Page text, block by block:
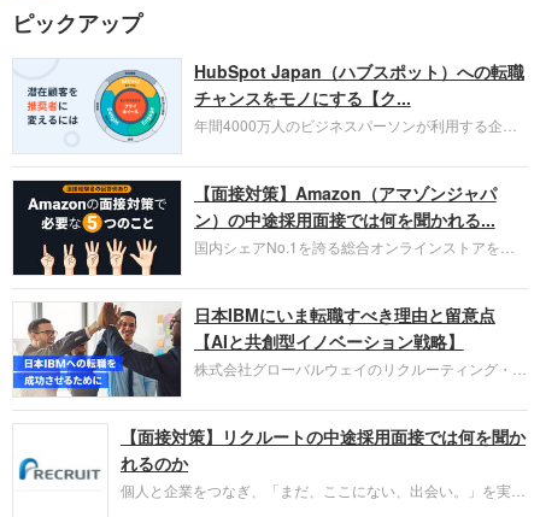
ピックアップ
HubSpot Japan（ハブスポット）への転職
チャンスをモノにする【ク...
年間4000万人のビジネスパーソンが利用する企業
お勧めするイチオシ企業をご紹介します。今回はク
ラウド型CRMプラットフォームを提供する
HubSpot Japan（ハブスポット・ジャパン）株式会
社です。採用面接対策の企業研究にご活用くださ
い。
【面接対策】Amazon（アマゾンジャパ
ン）の中途採用面接では何を聞かれる...
国内シェアNo.1を誇る総合オンラインストアを運
圧倒的な存在感を持つAmazon。中途採用面接では
過去の具体的な業務成果やリーダーシップの発揮、
失敗からの学びが重視され、人間性やカルチャーフ
ィットも評価対象となり、長期的に成長できる仲間
であるかを多角的に審査されます。
日本IBMにいま転職すべき理由と留意点
【AIと共創型イノベーション戦略】
株式会社グローバルウェイのリクルーティング・パ
パーソンが利用する企業口コミサイト「キャリコ
ネ」の転職エージェントがお勧めするイチオシ企業
IBMです。採用面接対策の企業研究にご活用くださ
い。
【面接対策】リクルートの中途採用面接では何を聞か
れるのか
個人と企業をつなぎ、「まだ、ここにない、出会い。」を実現